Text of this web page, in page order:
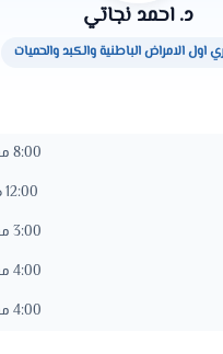
د. احمد نجاتي
اول الامراض الباطنية والكبد والحميات
8:00 مساءً
12:00 ظهرًا
3:00 مساءً
4:00 مساءً
4:00 مساءً